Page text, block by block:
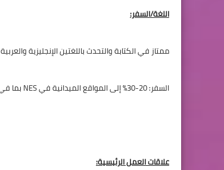
اللغة/السفر:
ممتاز في الكتابة والتحدث باللغتين الإنجليزية والعربية
السفر: 20-30% إلى المواقع الميدانية في NES بما في ذلك ورش العمل والاجتماعات.
علاقات العمل الرئيسية: